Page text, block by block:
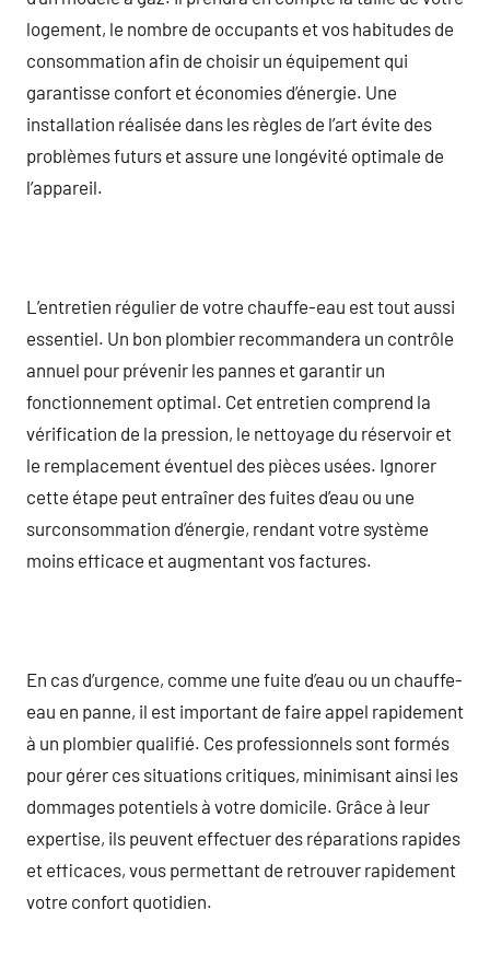
logement, le nombre de occupants et vos habitudes de
consommation afin de choisir un équipement qui
garantisse confort et économies d’énergie. Une
installation réalisée dans les règles de l’art évite des
problèmes futurs et assure une longévité optimale de
l’appareil.
L’entretien régulier de votre chauffe-eau est tout aussi
essentiel. Un bon plombier recommandera un contrôle
annuel pour prévenir les pannes et garantir un
fonctionnement optimal. Cet entretien comprend la
vérification de la pression, le nettoyage du réservoir et
le remplacement éventuel des pièces usées. Ignorer
cette étape peut entraîner des fuites d’eau ou une
surconsommation d’énergie, rendant votre système
moins efficace et augmentant vos factures.
En cas d’urgence, comme une fuite d’eau ou un chauffe-
eau en panne, il est important de faire appel rapidement
à un plombier qualifié. Ces professionnels sont formés
pour gérer ces situations critiques, minimisant ainsi les
dommages potentiels à votre domicile. Grâce à leur
expertise, ils peuvent effectuer des réparations rapides
et efficaces, vous permettant de retrouver rapidement
votre confort quotidien.